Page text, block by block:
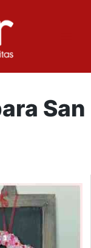
San